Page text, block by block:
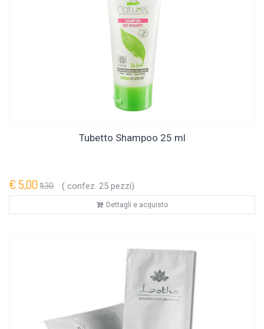
Tubetto Shampoo 25 ml
€ 5,00 11,30 ( confez. 25 pezzi)
Dettagli e acquisto